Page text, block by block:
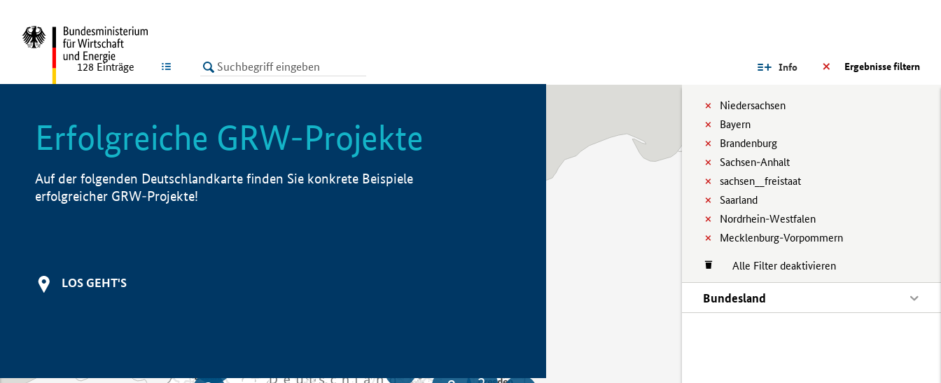
LISTE Ergebnisse filtern
Info
Niedersachsen
Bayern
Brandenburg
Sachsen-Anhalt
sachsen__freistaat
Saarland
Nordrhein-Westfalen
Mecklenburg-Vorpommern
Alle Filter deaktivieren
Bundesland
128 Einträge
Erfolgreiche GRW-Projekte
Auf der folgenden Deutschlandkarte finden Sie konkrete Beispiele
erfolgreicher GRW-Projekte!
LOS GEHT'S